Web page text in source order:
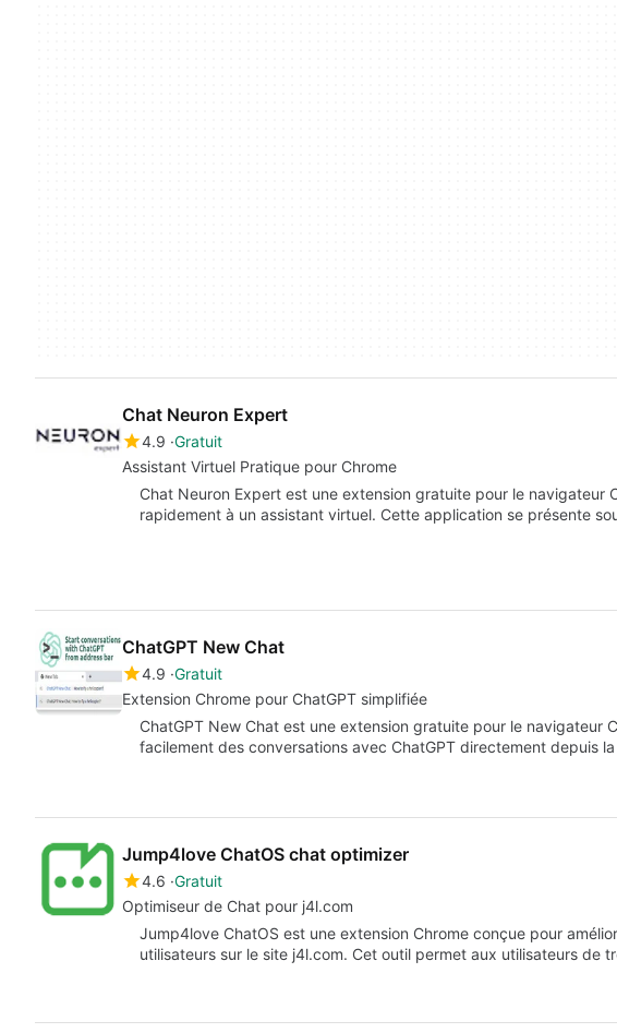
Chat Neuron Expert
4.9 Gratuit
Assistant Virtuel Pratique pour Chrome
Chat Neuron Expert est une extension gratuite pour le navigateur
rapidement à un assistant virtuel. Cette application se présente
ChatGPT New Chat
4.9 Gratuit
Extension Chrome pour ChatGPT simplifiée
ChatGPT New Chat est une extension gratuite pour le navigateur
facilement des conversations avec ChatGPT directement depuis
Jump4love ChatOS chat optimizer
4.6 Gratuit
Optimiseur de Chat pour j4l.com
Jump4love ChatOS est une extension Chrome conçue pour
utilisateurs sur le site j4l.com. Cet outil permet aux utilisateurs de